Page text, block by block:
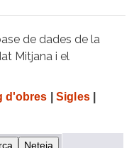
de dades de la
Mitjana i el
d'obres Sigles|